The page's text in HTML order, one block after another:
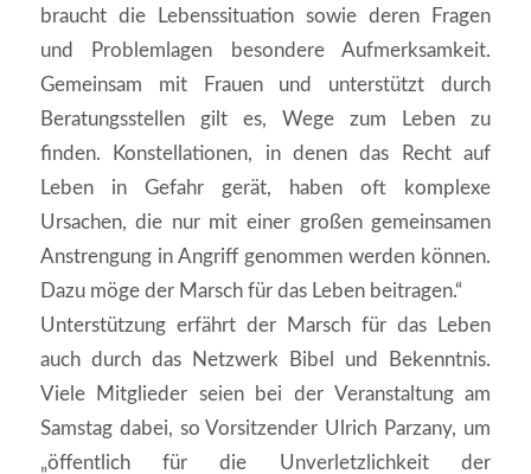
braucht die Lebenssituation sowie deren Fragen
und Problemlagen besondere Aufmerksamkeit.
Gemeinsam mit Frauen und unterstützt durch
Beratungsstellen gilt es, Wege zum Leben zu
finden. Konstellationen, in denen das Recht auf
Leben in Gefahr gerät, haben oft komplexe
Ursachen, die nur mit einer großen gemeinsamen
Anstrengung in Angriff genommen werden können.
Dazu möge der Marsch für das Leben beitragen.“
Unterstützung erfährt der Marsch für das Leben
auch durch das Netzwerk Bibel und Bekenntnis.
Viele Mitglieder seien bei der Veranstaltung am
Samstag dabei, so Vorsitzender Ulrich Parzany, um
„öffentlich für die Unverletzlichkeit der